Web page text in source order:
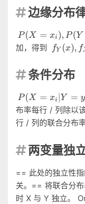
边缘分布
P(X = xi ), P(Y
加，得到
fY (x), f
条件分布
P(X = xi Y = y
布率每行 / 列除以
行 / 列的联合分布
两变量独
== 此处的独立性
关。== 将联合分
时 X 与 Y 独立。